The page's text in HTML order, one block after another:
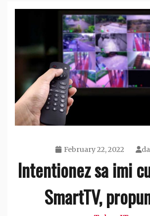
February 22, 2022
Intentionez sa imi
SmartTV,